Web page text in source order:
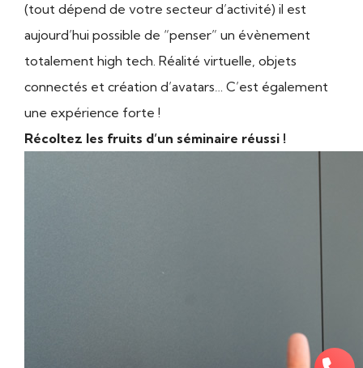
(tout dépend de votre secteur d’activité) il est
aujourd’hui possible de “penser” un évènement
totalement high tech. Réalité virtuelle, objets
connectés et création d’avatars… C’est également
une expérience forte !
Récoltez les fruits d’un séminaire réussi !